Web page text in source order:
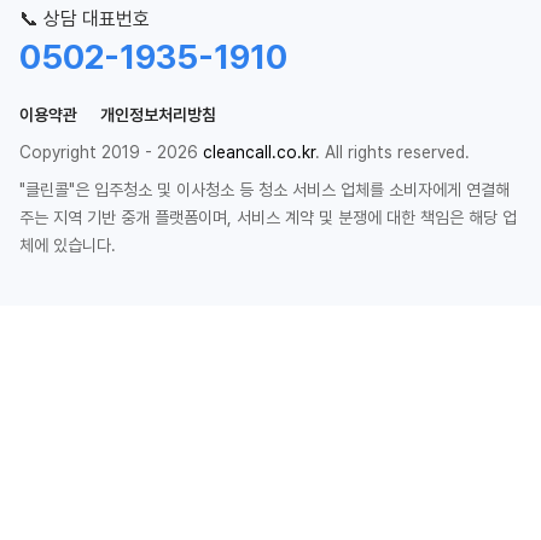
📞 상담 대표번호
0502-1935-1910
이용약관
개인정보처리방침
Copyright 2019 - 2026 cleancall.co.kr. All rights reserved.
"클린콜"은 입주청소 및 이사청소 등 청소 서비스 업체를 소비자에게 연결해
주는 지역 기반 중개 플랫폼이며, 서비스 계약 및 분쟁에 대한 책임은 해당 업
체에 있습니다.